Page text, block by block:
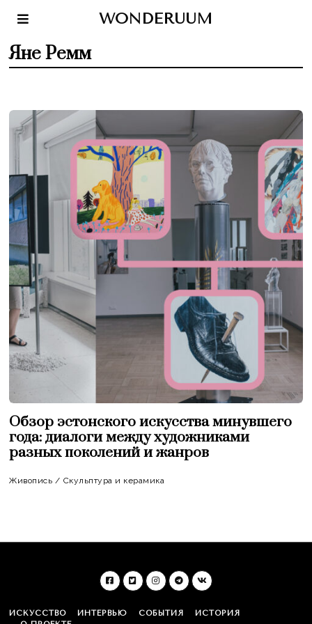
WONDERUUM
Яне Ремм
Обзор эстонского искусства минувшего
года: диалоги между художниками
разных поколений и жанров
Живопись / Скульптура и керамика
ИСКУССТВО ИНТЕРВЬЮ СОБЫТИЯ
ИСТОРИЯ